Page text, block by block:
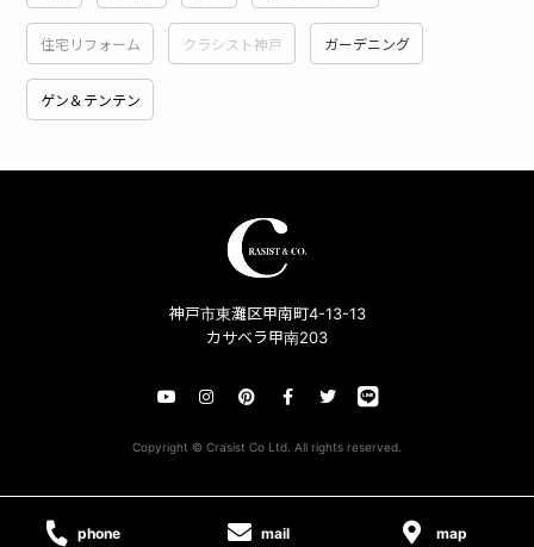
住宅リフォーム クラシスト神戸 ガーデニング
ゲン＆テンテン
神戸市東灘区甲南町4-13-13
カサベラ甲南203
Copyright © Crasist Co Ltd. All rights reserved.
phone mail map